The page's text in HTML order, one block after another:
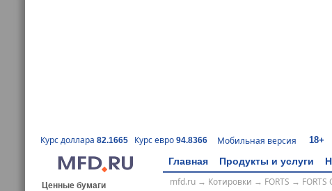
Курс доллара 82.1665 Курс евро 94.8366 Мобильная версия 18+
Главная Продукты и услуги
Ценные бумаги
mfd.ru→ Котировки → FORTS →